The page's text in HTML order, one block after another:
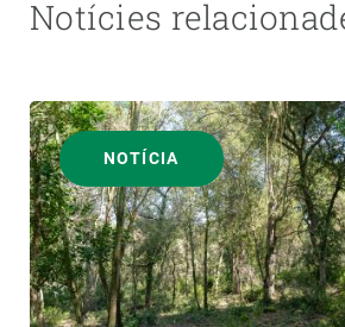
Notícies
NOTÍCIA